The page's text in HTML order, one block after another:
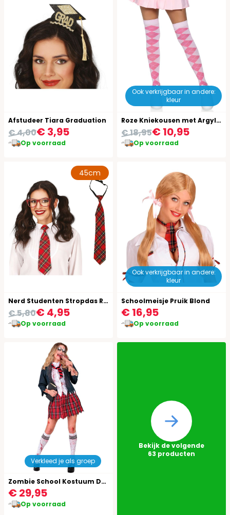
Afstudeer Tiara Graduation
€ 3,95
€ 4,00
Op voorraad
Ook verkrijgbaar in andere:
kleur
Roze Kniekousen met Argyle Patroon
€ 10,95
€ 18,95
Op voorraad
45cm
Nerd Studenten Stropdas Rood
€ 4,95
€ 5,80
Op voorraad
Ook verkrijgbaar in andere:
kleur
Schoolmeisje Pruik Blond
€ 16,95
Op voorraad
Verkleed je als groep
Zombie School Kostuum Dames
€ 29,95
Op voorraad
Bekijk de volgende
63 producten